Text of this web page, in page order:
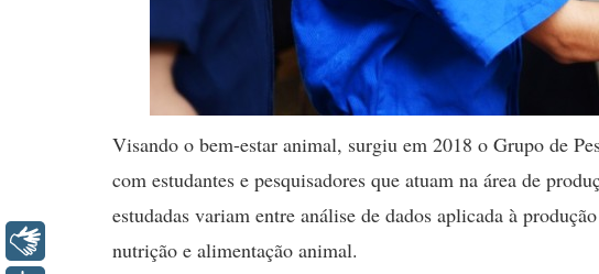
Visando o bem-estar animal, surgiu em 2018 o Grupo de
com estudantes e pesquisadores que atuam na área de
estudadas variam entre análise de dados aplicada à
nutrição e alimentação animal.